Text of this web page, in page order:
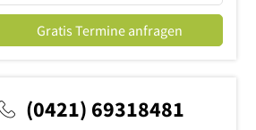
Gratis Termine anfragen
(0421) 69318481